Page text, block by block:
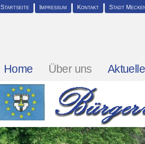
Startseite Impressum Kontakt Stadt
Home Über uns